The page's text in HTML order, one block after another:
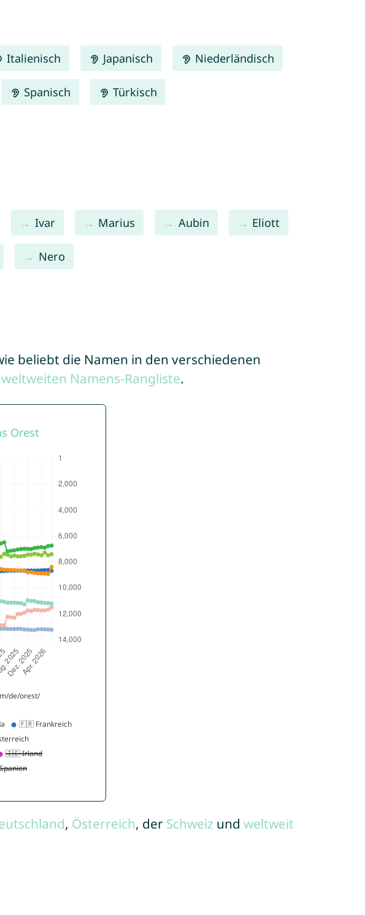
Italienisch Japanisch Niederländisch
Spanisch Türkisch
Ivar Marius Aubin Eliott
Nero
beliebt die Namen in den verschiedenen
weltweiten Namens-Rangliste.
, Österreich, der Schweiz und weltweit